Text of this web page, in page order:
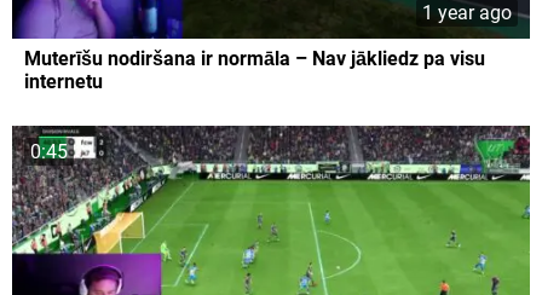
1 year ago
Muterīšu nodiršana ir normāla – Nav jākliedz pa visu
internetu
0:45